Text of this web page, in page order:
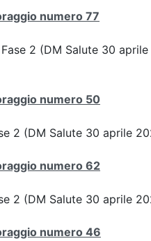
numero 77
2 (DM Salute 30
numero 50
2 (DM Salute 30 aprile
numero 62
2 (DM Salute 30 aprile
numero 46